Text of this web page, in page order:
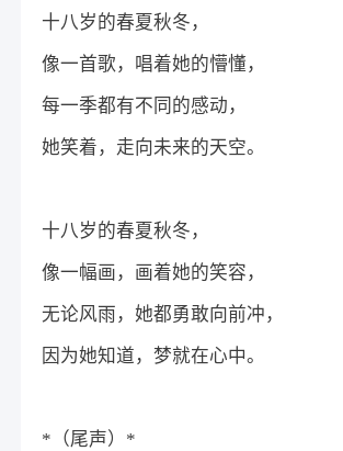
十八岁的春夏秋冬，
像一首歌，唱着她的懵懂，
每一季都有不同的感动，
她笑着，走向未来的天空。
十八岁的春夏秋冬，
像一幅画，画着她的笑容，
无论风雨，她都勇敢向前冲，
因为她知道，梦就在心中。
*（尾声）*